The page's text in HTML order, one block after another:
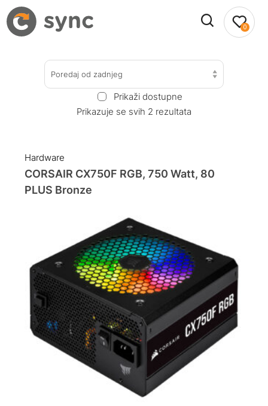
0
Poredaj od zadnjeg
Prikaži dostupne
Prikazuje se svih 2 rezultata
Hardware
CORSAIR CX750F RGB, 750 Watt, 80
PLUS Bronze